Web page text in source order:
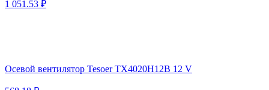
1 051.53 ₽
Осевой вентилятор Tesoer TX4020H12B 12 V